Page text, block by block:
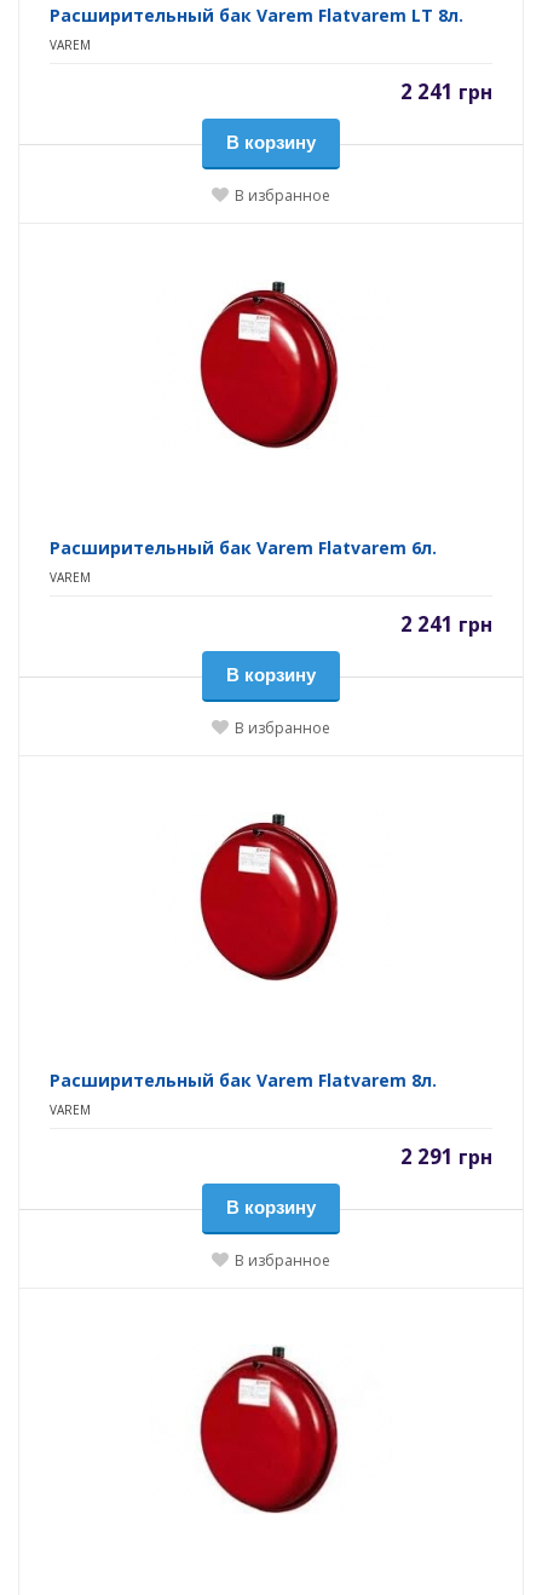
Расширительный бак Varem Flatvarem LT 8л.
VAREM
2 241 грн
В корзину
В избранное
Расширительный бак Varem Flatvarem 6л.
VAREM
2 241 грн
В корзину
В избранное
Расширительный бак Varem Flatvarem 8л.
VAREM
2 291 грн
В корзину
В избранное